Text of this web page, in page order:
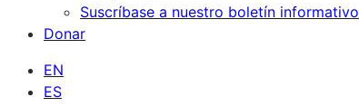
Suscríbase a nuestro boletín informativo
Donar
EN
ES